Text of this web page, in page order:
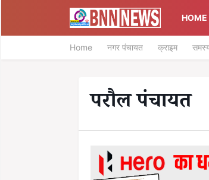
HOME
Home नगर पंचायत क्राइम
परौल पंचायत